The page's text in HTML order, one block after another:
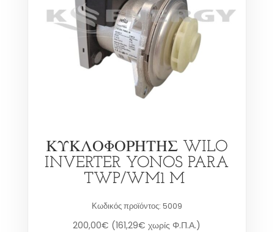
ΚΥΚΛΟΦΟΡΗΤΗΣ WILO
INVERTER YONOS PARA
TWP/WM1 M
Κωδικός προϊόντος: 5009
200,00€ (161,29€ χωρίς Φ.Π.Α.)